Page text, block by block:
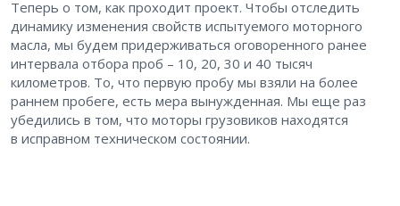
Теперь о том, как проходит проект. Чтобы отследить
динамику изменения свойств испытуемого моторного
масла, мы будем придерживаться оговоренного ранее
интервала отбора проб – ​10, 20, 30 и 40 тысяч
километров. То, что первую пробу мы взяли на более
раннем пробеге, есть мера вынужденная. Мы еще раз
убедились в том, что моторы грузовиков находятся
в исправном техническом состоянии.